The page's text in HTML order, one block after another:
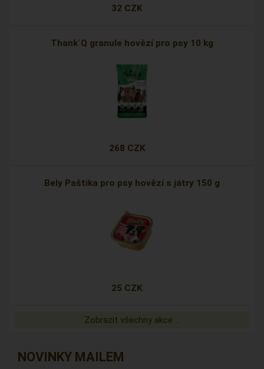
32 CZK
Thank´Q granule hovězí pro psy 10 kg
268 CZK
Bely Paštika pro psy hovězí s játry 150 g
25 CZK
Zobrazit všechny akce ...
NOVINKY MAILEM